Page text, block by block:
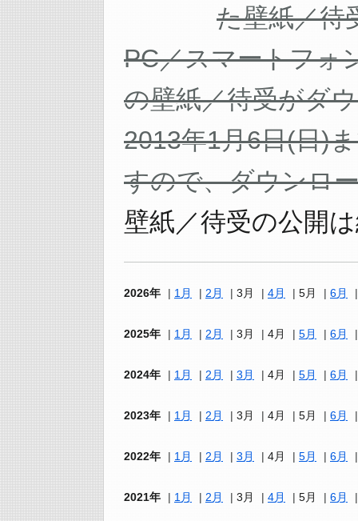
た壁紙／待
PC／スマートフォ
の壁紙／待受がダ
2013年1月6日(日)
すので、ダウンロ
壁紙／待受の公開
2026年 1月 2月 3月 4月 5月 6月
2025年 1月 2月 3月 4月 5月 6月
2024年 1月 2月 3月 4月 5月 6月
2023年 1月 2月 3月 4月 5月 6月
2022年 1月 2月 3月 4月 5月 6月
2021年 1月 2月 3月 4月 5月 6月